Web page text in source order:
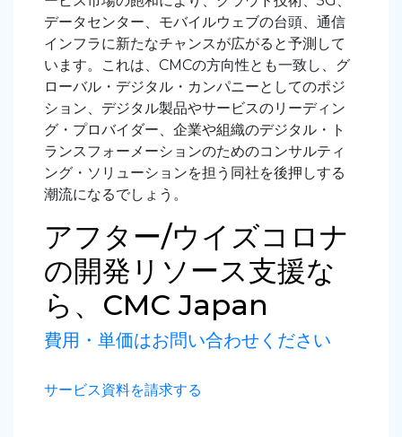
データセンター、モバイルウェブの台頭、通信
インフラに新たなチャンスが広がると予測して
います。これは、CMCの方向性とも一致し、グ
ローバル・デジタル・カンパニーとしてのポジ
ション、デジタル製品やサービスのリーディン
グ・プロバイダー、企業や組織のデジタル・ト
ランスフォーメーションのためのコンサルティ
ング・ソリューションを担う同社を後押しする
潮流になるでしょう。
アフター/ウイズコロナ
の開発リソース支援な
ら、CMC Japan
費用・単価はお問い合わせください
サービス資料を請求する